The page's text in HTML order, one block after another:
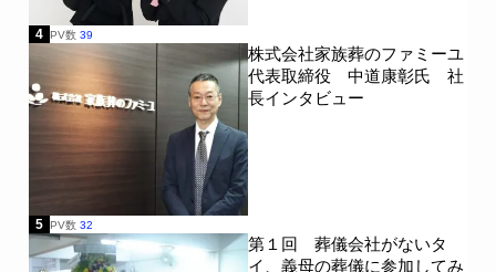
4 PV数 39
株式会社家族葬のファミーユ
代表取締役 中道康彰氏 社
長インタビュー
5 PV数 32
第１回 葬儀会社がないタ
イ、義母の葬儀に参加してみ